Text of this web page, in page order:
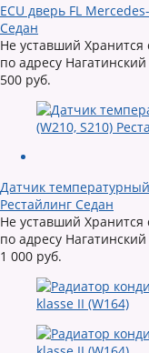
ECU дверь FL
Седан
Не уставший Хранится
по адресу
500 руб.
Датчик
Рестайлинг Седан
Не уставший Хранится
по адресу
1 000 руб.